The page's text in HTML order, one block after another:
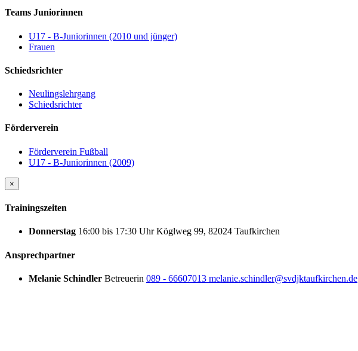
Teams Juniorinnen
U17 - B-Juniorinnen (2010 und jünger)
Frauen
Schiedsrichter
Neulingslehrgang
Schiedsrichter
Förderverein
Förderverein Fußball
U17 - B-Juniorinnen (2009)
×
Trainingszeiten
Donnerstag 16:00 bis 17:30 UhrKöglweg 99, 82024 Taufkirchen
Ansprechpartner
Melanie Schindler Betreuerin 089 - 66607013 melanie.schindler@svdjktaufkirchen.de